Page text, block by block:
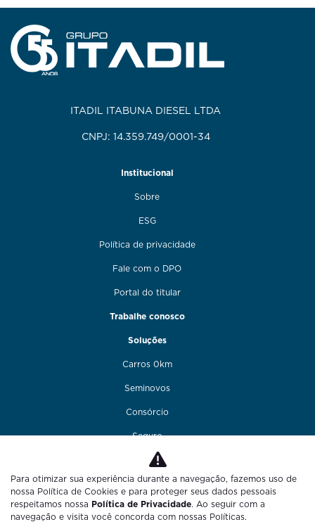
ITADIL ITABUNA DIESEL LTDA
CNPJ: 14.359.749/0001-34
Institucional
Sobre
ESG
Política de privacidade
Fale com o DPO
Portal do titular
Trabalhe conosco
Soluções
Carros 0km
Seminovos
Consórcio
Seguro
Financiamento
Funilaria e pintura
Fale conosco
Para otimizar sua experiência durante a navegação, fazemos uso de
nossa Política de Cookies e para proteger seus dados pessoais
respeitamos nossa Política de Privacidade. Ao seguir com a
navegação e visita você concorda com nossas Políticas.